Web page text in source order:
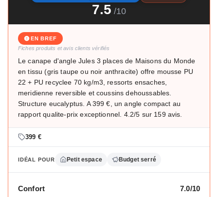
7.5 /10
EN BREF
Fiches produits et avis clients vérifiés
Le canape d'angle Jules 3 places de Maisons du Monde
en tissu (gris taupe ou noir anthracite) offre mousse PU
22 + PU recyclee 70 kg/m3, ressorts ensaches,
meridienne reversible et coussins dehoussables.
Structure eucalyptus. A 399 €, un angle compact au
rapport qualite-prix exceptionnel. 4.2/5 sur 159 avis.
399 €
IDÉAL POUR Petit espace Budget serré
Confort 7.0/10